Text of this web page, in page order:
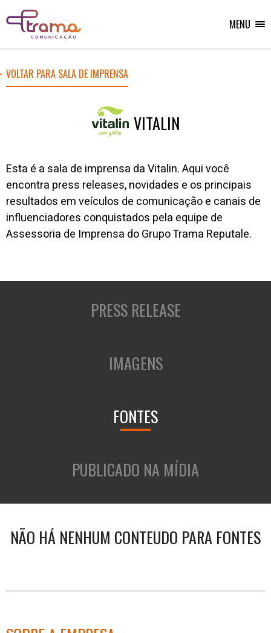
para
site
para
conteúdo
site
MENU
VOLTAR PARA SALA DE IMPRENSA
VITALIN
Esta é a sala de imprensa da Vitalin. Aqui você
encontra press releases, novidades e os principais
resultados em veículos de comunicação e canais de
influenciadores conquistados pela equipe de
Assessoria de Imprensa do Grupo Trama Reputale.
PRESS RELEASE
IMAGENS
FONTES
PUBLICADO NA MÍDIA
NÃO HÁ NENHUM CONTEUDO PARA FONTES